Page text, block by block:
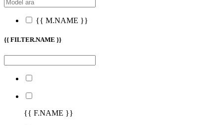
{{ M.NAME }}
{{ FILTER.NAME }}
{{ F.NAME }}